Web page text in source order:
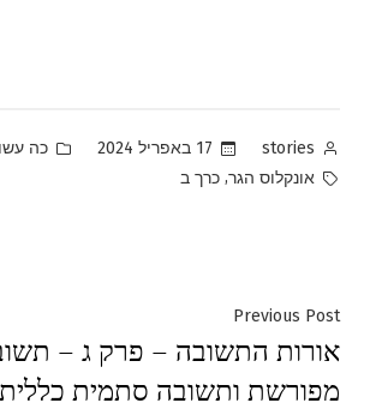
Posted
by
stories 17 באפריל 2024
Posted
כה
Tags:
אונקלוס הגר, כרך ב
ניווט
Previous Post
post:
אורות התשובה – פרק ג –
מפורשת ותשובה סתמית כללית